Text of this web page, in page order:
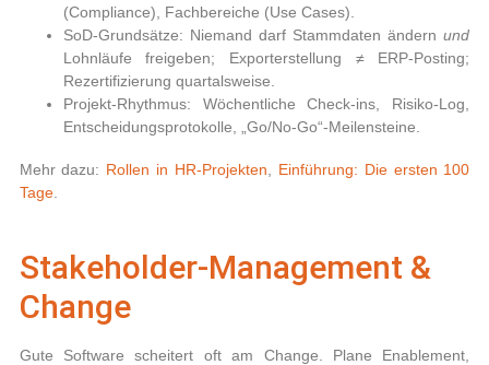
(Compliance), Fachbereiche (Use Cases).
SoD-Grundsätze: Niemand darf Stammdaten ändernund
Lohnläufe freigeben; Exporterstellung ≠ ERP-Posting;
Rezertifizierung quartalsweise.
Projekt-Rhythmus: Wöchentliche Check-ins, Risiko-Log,
Entscheidungsprotokolle, „Go/No-Go“-Meilensteine.
Mehr dazu: Rollen in HR-Projekten
Einführung: Die ersten 100
Tage.
Stakeholder-Management &
Change
Gute Software scheitert oft am Change. Plane Enablement,